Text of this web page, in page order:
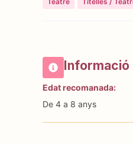
Informació
Edat recomanada:
De 4 a 8 anys